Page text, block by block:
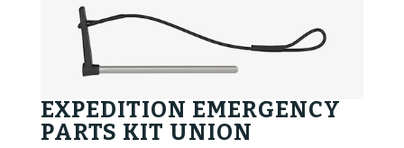
EXPEDITION EMERGENCY
PARTS KIT UNION